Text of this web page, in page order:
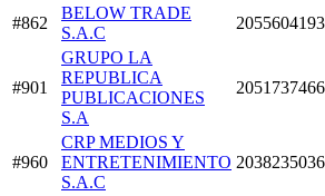
#862
BELOW TRADE
S.A.C
#901
GRUPO LA
REPUBLICA
PUBLICACIONES
S.A
#960
CRP MEDIOS Y
ENTRETENIMIENTO
S.A.C